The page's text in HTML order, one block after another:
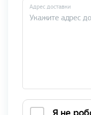
Адрес доставки